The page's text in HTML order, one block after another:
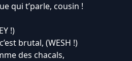
qui t’parle, cousin !
!)
brutal, (WESH !)
des chacals,